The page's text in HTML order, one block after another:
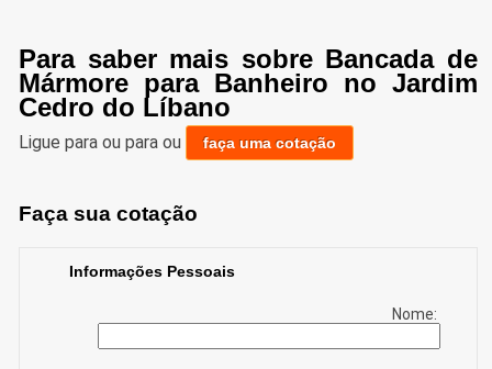
Para saber mais sobre Bancada de
Mármore para Banheiro no Jardim
Cedro do Líbano
Ligue paraou paraou faça uma cotação
Faça sua cotação
Informações Pessoais
Nome: